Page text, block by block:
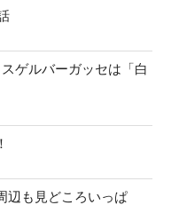
ゲルバーガッセは「白
も見どころいっぱ